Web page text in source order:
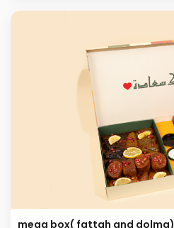
mega box( fattah and dolma)